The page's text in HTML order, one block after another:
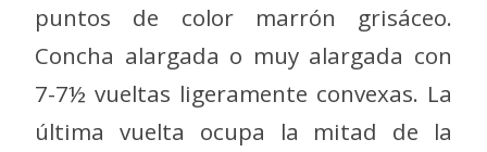
puntos de color marrón grisáceo.
Concha alargada o muy alargada con
7-7½ vueltas ligeramente convexas. La
última vuelta ocupa la mitad de la